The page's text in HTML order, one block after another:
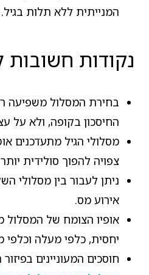
המנייתית ללא תלות בגיל.
נקודות חשובות
בחירת המסלול משפיעה
החיסכון בקופה, ולא על
מסלולי הגיל מתעדכנים
צפויה להפוך סולידית
ניתן לעבור בין מסלולי
אירוע מס.
אופיו הצומח של המסלול
יחסית, כלפי מעלה
חוסכים המעוניינים